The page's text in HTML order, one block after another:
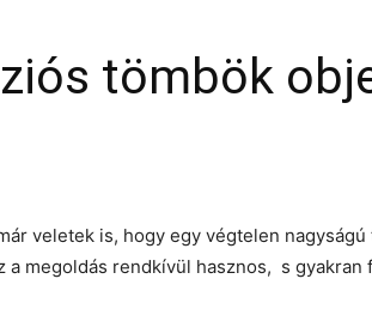
tömbök
veletek is, hogy egy végtelen
a megoldás rendkívül hasznos, s gyakran